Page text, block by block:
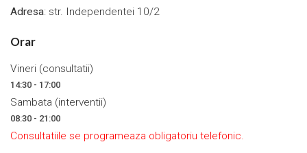
Adresa: str. Independentei 10/2
Orar
Vineri (consultatii)
14:30 - 17:00
Sambata (interventii)
08:30 - 21:00
Consultatiile se programeaza obligatoriu telefonic.